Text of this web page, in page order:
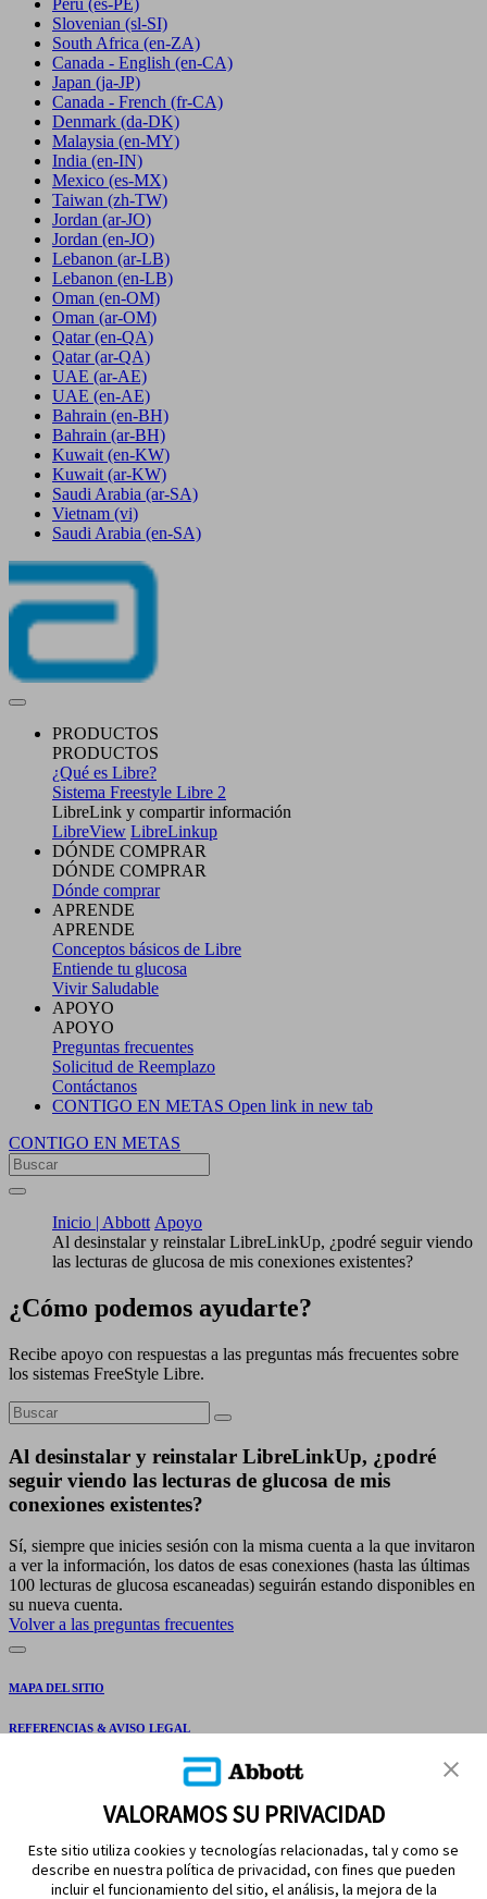
Peru (es-PE)
Slovenian (sl-SI)
South Africa (en-ZA)
Canada - English (en-CA)
Japan (ja-JP)
Canada - French (fr-CA)
Denmark (da-DK)
Malaysia (en-MY)
India (en-IN)
Mexico (es-MX)
Taiwan (zh-TW)
Jordan (ar-JO)
Jordan (en-JO)
Lebanon (ar-LB)
Lebanon (en-LB)
Oman (en-OM)
Oman (ar-OM)
Qatar (en-QA)
Qatar (ar-QA)
UAE (ar-AE)
UAE (en-AE)
Bahrain (en-BH)
Bahrain (ar-BH)
Kuwait (en-KW)
Kuwait (ar-KW)
Saudi Arabia (ar-SA)
Vietnam (vi)
Saudi Arabia (en-SA)
PRODUCTOS
PRODUCTOS
¿Qué es Libre?
Sistema Freestyle Libre 2
LibreLink y compartir información
LibreView LibreLinkup
DÓNDE COMPRAR
DÓNDE COMPRAR
Dónde comprar
APRENDE
APRENDE
Conceptos básicos de Libre
Entiende tu glucosa
Vivir Saludable
APOYO
APOYO
Preguntas frecuentes
Solicitud de Reemplazo
Contáctanos
CONTIGO EN METAS Open link in new tab
CONTIGO EN METAS
Inicio | Abbott Apoyo
Al desinstalar y reinstalar LibreLinkUp, ¿podré seguir viendo
las lecturas de glucosa de mis conexiones existentes?
¿Cómo podemos ayudarte?
Recibe apoyo con respuestas a las preguntas más frecuentes sobre
los sistemas FreeStyle Libre.
Al desinstalar y reinstalar LibreLinkUp, ¿podré
seguir viendo las lecturas de glucosa de mis
conexiones existentes?
Sí, siempre que inicies sesión con la misma cuenta a la que invitaron
a ver la información, los datos de esas conexiones (hasta las últimas
100 lecturas de glucosa escaneadas) seguirán estando disponibles en
su nueva cuenta.
Volver a las preguntas frecuentes
MAPA DEL SITIO
REFERENCIAS & AVISO LEGAL
VALORAMOS SU PRIVACIDAD
Este sitio utiliza cookies y tecnologías relacionadas, tal y como se
describe en nuestra política de privacidad, con fines que pueden
incluir el funcionamiento del sitio, el análisis, la mejora de la